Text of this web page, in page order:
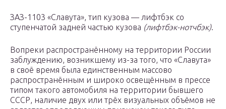
ЗАЗ-1103 «Славута», тип кузова — лифтбэк со
ступенчатой задней частью кузова (лифтбэк-нотчбэк).
Вопреки распространённому на территории России
заблуждению, возникшему из-за того, что «Славута»
в своё время была единственным массово
распространённым и широко освещённым в прессе
типом такого автомобиля на территории бывшего
СССР, наличие двух или трёх визуальных объёмов не